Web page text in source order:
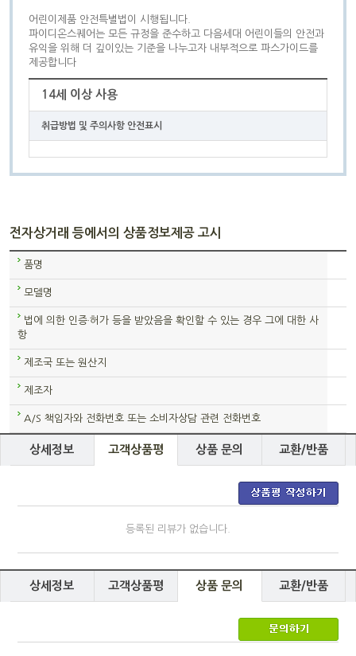
어린이제품 안전특별법이 시행됩니다.
파이디온스퀘어는 모든 규정을 준수하고 다음세대 어린이들의 안전과
유익을 위해 더 깊이있는 기준을 나누고자 내부적으로 파스가이드를
제공합니다
14세 이상 사용
취급방법 및 주의사항 안전표시
전자상거래 등에서의 상품정보제공 고시
품명
모델명
법에 의한 인증·허가 등을 받았음을 확인할 수 있는 경우 그에 대한 사
항
제조국 또는 원산지
제조자
A/S 책임자와 전화번호 또는 소비자상담 관련 전화번호
상세정보 고객상품평 상품 문의 교환/반품
등록된 리뷰가 없습니다.
상세정보 고객상품평 상품 문의 교환/반품